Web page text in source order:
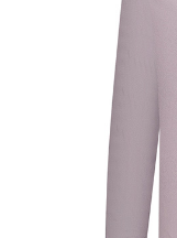
是否繳費成功／繳費後
客戶支援中心」https://
１．透過由恩沛科技股
易，需依本服務之必要
權轉讓予恩沛科技股份有
２．關於個人資料處理事
https://aftee.tw/terms/
３．未成年的使用者請
「AFTEE先享後付」，
每筆NT$120，滿